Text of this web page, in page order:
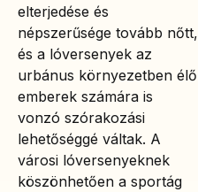
elterjedése és
népszerűsége tovább nőtt,
és a lóversenyek az
urbánus környezetben élő
emberek számára is
vonzó szórakozási
lehetőséggé váltak. A
városi lóversenyeknek
köszönhetően a sportág